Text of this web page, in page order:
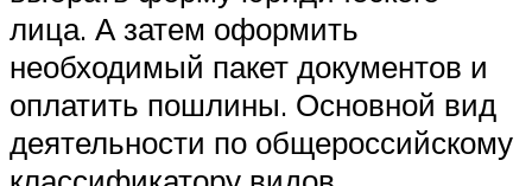
лица. А затем оформить
необходимый пакет документов и
оплатить пошлины. Основной вид
деятельности по общероссийскому